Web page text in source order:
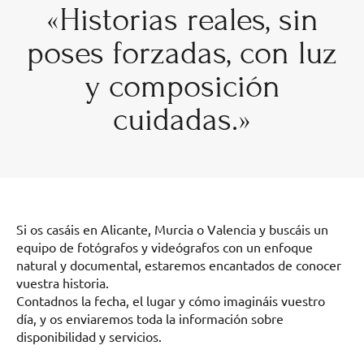
«Historias reales, sin
poses forzadas, con luz
y composición
cuidadas.»
Si os casáis en Alicante, Murcia o Valencia y buscáis un
equipo de fotógrafos y videógrafos con un enfoque
natural y documental, estaremos encantados de conocer
vuestra historia.
Contadnos la fecha, el lugar y cómo imagináis vuestro
día, y os enviaremos toda la información sobre
disponibilidad y servicios.